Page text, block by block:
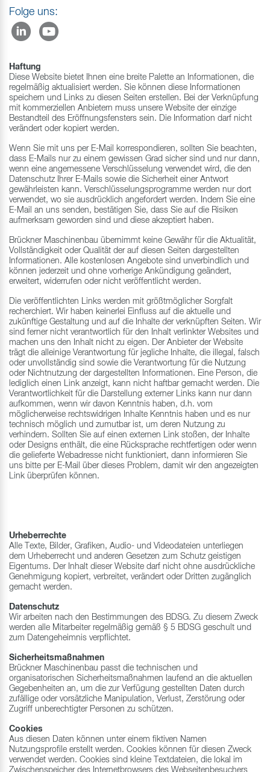
Folge uns:
Haftung
Diese Website bietet Ihnen eine breite Palette an Informationen, die
regelmäßig aktualisiert werden. Sie können diese Informationen
speichern und Links zu diesen Seiten erstellen. Bei der Verknüpfung
mit kommerziellen Anbietern muss unsere Website der einzige
Bestandteil des Eröffnungsfensters sein. Die Information darf nicht
verändert oder kopiert werden.
Wenn Sie mit uns per E-Mail korrespondieren, sollten Sie beachten,
dass E-Mails nur zu einem gewissen Grad sicher sind und nur dann,
wenn eine angemessene Verschlüsselung verwendet wird, die den
Datenschutz Ihrer E-Mails sowie die Sicherheit einer Antwort
gewährleisten kann. Verschlüsselungsprogramme werden nur dort
verwendet, wo sie ausdrücklich angefordert werden. Indem Sie eine
E-Mail an uns senden, bestätigen Sie, dass Sie auf die Risiken
aufmerksam geworden sind und diese akzeptiert haben.
Brückner Maschinenbau übernimmt keine Gewähr für die Aktualität,
Vollständigkeit oder Qualität der auf diesen Seiten dargestellten
Informationen. Alle kostenlosen Angebote sind unverbindlich und
können jederzeit und ohne vorherige Ankündigung geändert,
erweitert, widerrufen oder nicht veröffentlicht werden.
Die veröffentlichten Links werden mit größtmöglicher Sorgfalt
recherchiert. Wir haben keinerlei Einfluss auf die aktuelle und
zukünftige Gestaltung und auf die Inhalte der verknüpften Seiten. Wir
sind ferner nicht verantwortlich für den Inhalt verlinkter Websites und
machen uns den Inhalt nicht zu eigen. Der Anbieter der Website
trägt die alleinige Verantwortung für jegliche Inhalte, die illegal, falsch
oder unvollständig sind sowie die Verantwortung für die Nutzung
oder Nichtnutzung der dargestellten Informationen. Eine Person, die
lediglich einen Link anzeigt, kann nicht haftbar gemacht werden. Die
Verantwortlichkeit für die Darstellung externer Links kann nur dann
aufkommen, wenn wir davon Kenntnis haben, d.h. vom
möglicherweise rechtswidrigen Inhalte Kenntnis haben und es nur
technisch möglich und zumutbar ist, um deren Nutzung zu
verhindern. Sollten Sie auf einen externen Link stoßen, der Inhalte
oder Designs enthält, die eine Rücksprache rechtfertigen oder wenn
die gelieferte Webadresse nicht funktioniert, dann informieren Sie
uns bitte per E-Mail über dieses Problem, damit wir den angezeigten
Link überprüfen können.
Urheberrechte
Alle Texte, Bilder, Grafiken, Audio- und Videodateien unterliegen
dem Urheberrecht und anderen Gesetzen zum Schutz geistigen
Eigentums. Der Inhalt dieser Website darf nicht ohne ausdrückliche
Genehmigung kopiert, verbreitet, verändert oder Dritten zugänglich
gemacht werden.
Datenschutz
Wir arbeiten nach den Bestimmungen des BDSG. Zu diesem Zweck
werden alle Mitarbeiter regelmäßig gemäß § 5 BDSG geschult und
zum Datengeheimnis verpflichtet.
Sicherheitsmaßnahmen
Brückner Maschinenbau passt die technischen und
organisatorischen Sicherheitsmaßnahmen laufend an die aktuellen
Gegebenheiten an, um die zur Verfügung gestellten Daten durch
zufällige oder vorsätzliche Manipulation, Verlust, Zerstörung oder
Zugriff unberechtigter Personen zu schützen.
Cookies
Aus diesen Daten können unter einem fiktiven Namen
Nutzungsprofile erstellt werden. Cookies können für diesen Zweck
verwendet werden. Cookies sind kleine Textdateien, die lokal im
Zwischenspeicher des Internetbrowsers des Webseitenbesuchers